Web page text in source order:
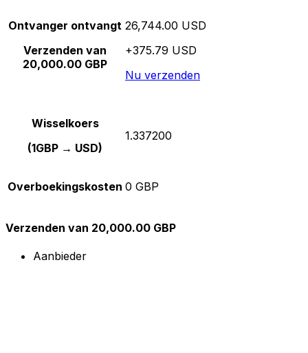
Ontvanger ontvangt
Verzenden van
20,000.00 GBP
26,744.00 USD
+375.79 USD
Nu verzenden
Wisselkoers
(1GBP → USD)
1.337200
Overboekingskosten 0 GBP
Verzenden van 20,000.00 GBP
Aanbieder